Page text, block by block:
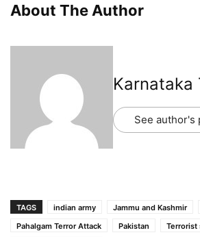
About The Author
Karnataka
See author's
TAGS indian army Jammu and Kashmir
Pahalgam Terror Attack
Pakistan
Terrorist